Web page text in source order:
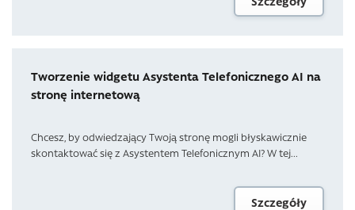
Tworzenie widgetu Asystenta Telefonicznego AI na
stronę internetową
Chcesz, by odwiedzający Twoją stronę mogli błyskawicznie
skontaktować się z Asystentem Telefonicznym AI? W tej...
Szczegóły